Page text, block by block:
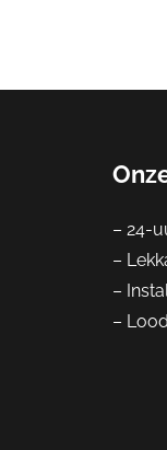
– 24-
–
–
–